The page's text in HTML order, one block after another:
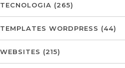
TECNOLOGIA (265)
TEMPLATES WORDPRESS (44)
WEBSITES (215)